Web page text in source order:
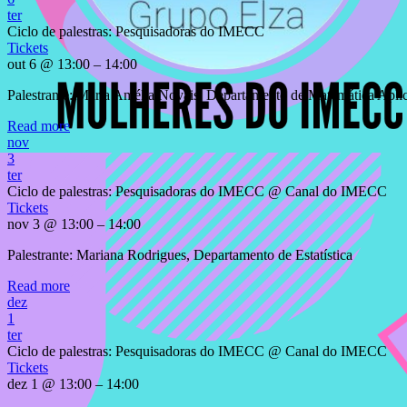
ter
Ciclo de palestras: Pesquisadoras do IMECC
Tickets
out 6 @ 13:00 – 14:00
Palestrante: Maria Amélia Novais, Departamento de Matemática
Read more
nov
3
ter
Ciclo de palestras: Pesquisadoras do IMECC@ Canal do IMECC
Tickets
nov 3 @ 13:00 – 14:00
Palestrante: Mariana Rodrigues, Departamento de Estatística
Read more
dez
1
ter
Ciclo de palestras: Pesquisadoras do IMECC @ Canal do IMECC
Tickets
dez 1 @ 13:00 – 14:00